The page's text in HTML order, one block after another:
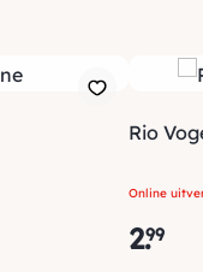
Rio
Online
2.99